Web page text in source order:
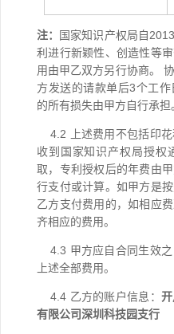
注：
国家知识产权局自
利进行新颖性、创造性等
用由甲乙双方另行协商。
方发送的请款单后3个工
的所有损失由甲方自行承担
4.2 上述费用不包括印花
收到国家知识产权局授权
取，专利授权后的年费由
行支付或计算。如甲方是
乙方支付费用的，如相应
齐相应的费用。
4.3 甲方应自合同生效
上述全部费用。
4.4 乙方的账户信息：
有限公司深圳科技园支行